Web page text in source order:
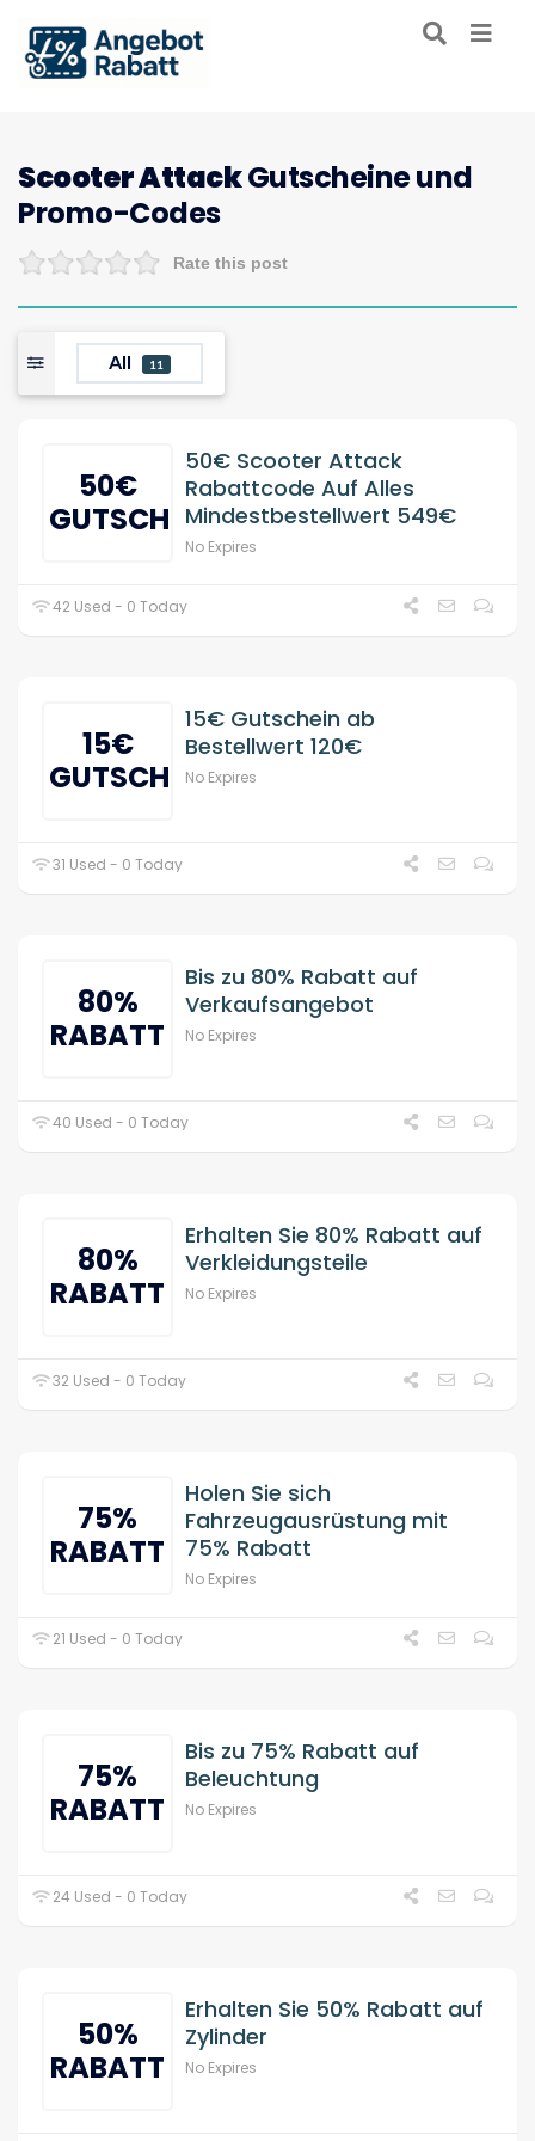
Scooter AttackGutscheine und
Promo-Codes
Rate this post
All 11
50€
GUTSCHEIN
50€ Scooter Attack
Rabattcode Auf Alles
Mindestbestellwert 549€
No Expires
42 Used - 0 Today
15€
GUTSCHEIN
15€ Gutschein ab
Bestellwert 120€
No Expires
31 Used - 0 Today
80%
RABATT
Bis zu 80% Rabatt auf
Verkaufsangebot
No Expires
40 Used - 0 Today
80%
RABATT
Erhalten Sie 80% Rabatt auf
Verkleidungsteile
No Expires
32 Used - 0 Today
75%
RABATT
Holen Sie sich
Fahrzeugausrüstung mit
75% Rabatt
No Expires
21 Used - 0 Today
75%
RABATT
Bis zu 75% Rabatt auf
Beleuchtung
No Expires
24 Used - 0 Today
50%
RABATT
Erhalten Sie 50% Rabatt auf
Zylinder
No Expires